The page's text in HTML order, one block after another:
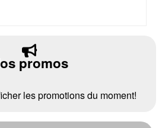
promos
les promotions du moment!